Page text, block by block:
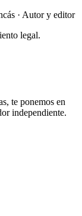
· Autor y editor
legal.
te ponemos en
independiente.